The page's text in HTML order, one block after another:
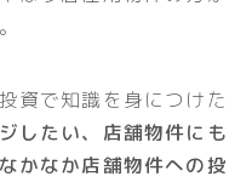
資で知識を身につけた
したい、店舗物件にも
かなか店舗物件への投